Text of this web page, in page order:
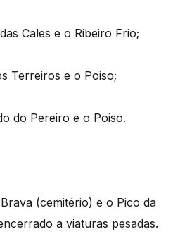
Cales e o Ribeiro Frio;
Terreiros e o Poiso;
do Pereiro e o Poiso.
(cemitério) e o Pico da
a viaturas pesadas.